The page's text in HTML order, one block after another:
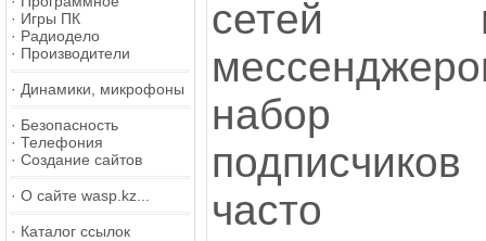
· Игры ПК
· Радиодело
· Производители
· Динамики, микрофоны
· Безопасность
· Телефония
· Создание сайтов
· О сайте wasp.kz...
· Каталог ссылок
сетей
набор
подписчиков
часто